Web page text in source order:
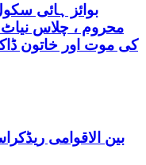
بوائز ہائی
محروم ، چلاس
کی موت اور خاتون
بین الاقوامی